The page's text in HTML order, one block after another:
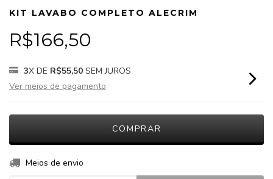
KIT LAVABO COMPLETO ALECRIM
R$166,50
3X DE R$55,50 SEM JUROS
Ver meios de pagamento
Entregas para o CEP:
Meios de envio